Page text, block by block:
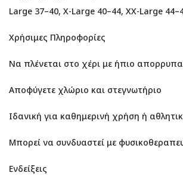
Large 37–40, X-Large 40–44, XX-Large
Χρήσιμες Πληροφορίες
Να πλένεται στο χέρι με ήπιο
Αποφύγετε χλώριο και στεγνωτήριο
Ιδανική για καθημερινή χρήση ή
Μπορεί να συνδυαστεί με
Ενδείξεις